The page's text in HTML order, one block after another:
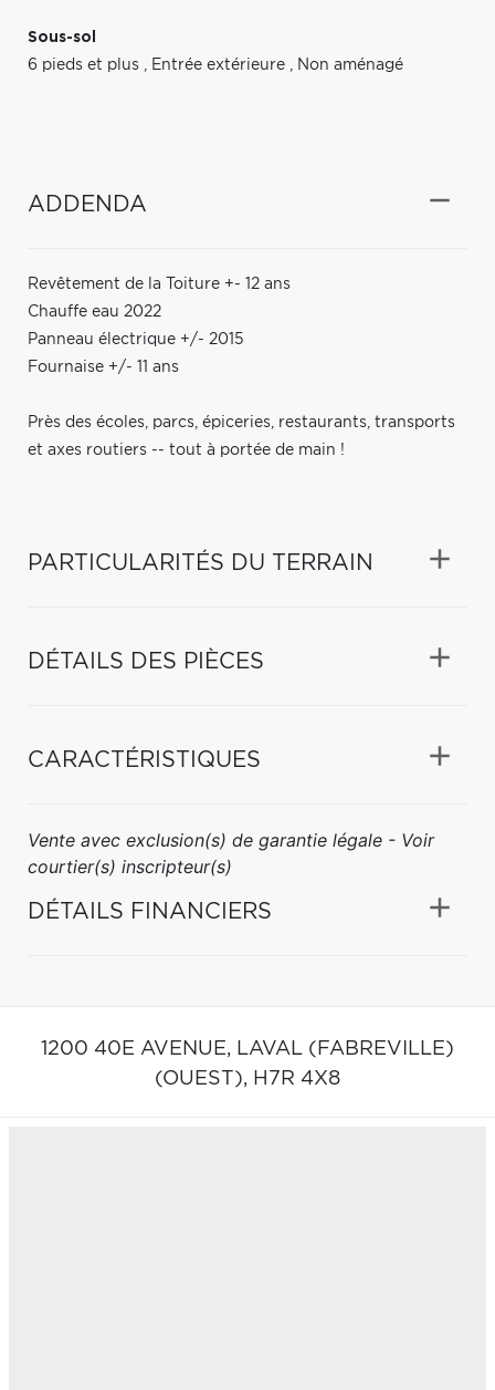
Sous-sol
6 pieds et plus , Entrée extérieure , Non aménagé
ADDENDA
Revêtement de la Toiture +- 12 ans
Chauffe eau 2022
Panneau électrique +/- 2015
Fournaise +/- 11 ans
Près des écoles, parcs, épiceries, restaurants, transports
et axes routiers -- tout à portée de main !
PARTICULARITÉS DU TERRAIN
DÉTAILS DES PIÈCES
CARACTÉRISTIQUES
Vente avec exclusion(s) de garantie légale - Voir
courtier(s) inscripteur(s)
DÉTAILS FINANCIERS
1200 40E AVENUE, LAVAL (FABREVILLE)
(OUEST), H7R 4X8